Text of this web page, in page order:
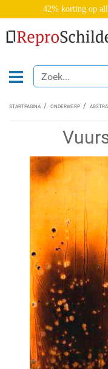
42% korting op
STARTPAGINA ONDERWERP